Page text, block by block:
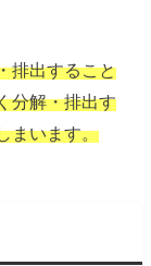
排出すること
分解・排出す
まいます。